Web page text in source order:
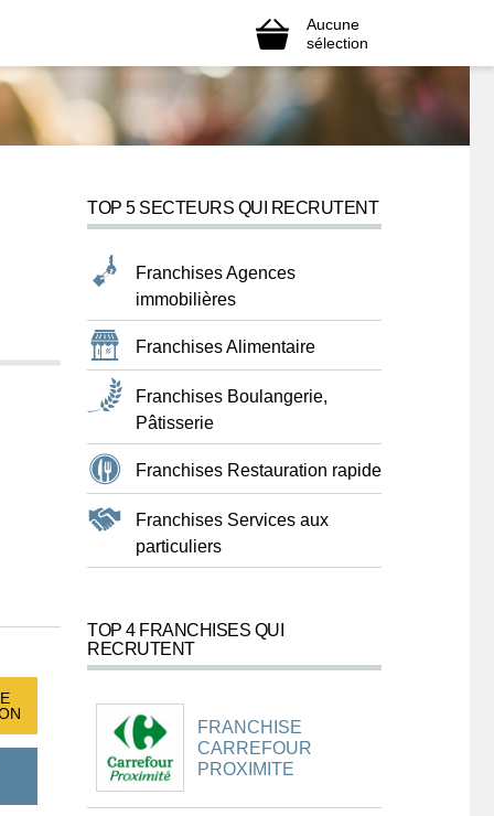
Aucune
sélection
TOP 5 SECTEURS QUI RECRUTENT
Franchises Agences
immobilières
Franchises Alimentaire
Franchises Boulangerie,
Pâtisserie
Franchises Restauration rapide
Franchises Services aux
particuliers
TOP 4 FRANCHISES QUI
RECRUTENT
FRANCHISE
CARREFOUR
PROXIMITE